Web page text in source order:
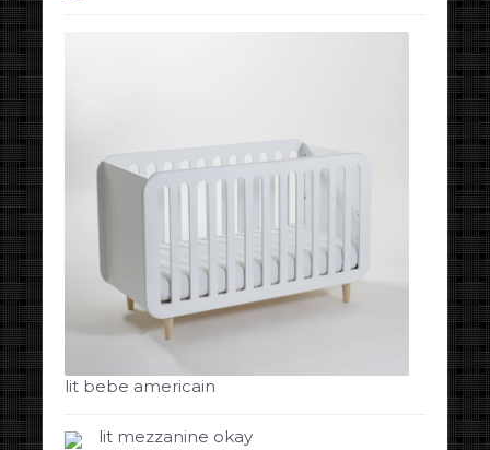
lit bebe americain
lit mezzanine okay